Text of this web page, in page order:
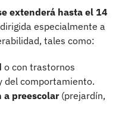
extenderá hasta el 14
especialmente a
tales como:
o con trastornos
del comportamiento.
a preescolar(prejardín,